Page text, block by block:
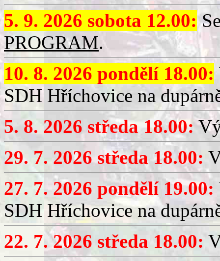
5. 9. 2026 sobota 12.00:
PROGRAM.
10. 8. 2026 pondělí 18.00:
SDH Hříchovice na
5. 8. 2026 středa 18.00:
29. 7. 2026 středa 18.00:
27. 7. 2026 pondělí 19.00:
SDH Hříchovice na
22. 7. 2026 středa 18.00: